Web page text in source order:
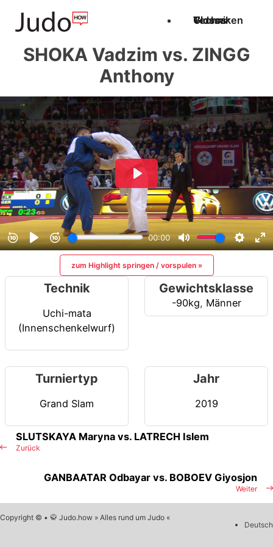
Techniken
Videos
Glossar
SHOKA Vadzim vs. ZINGG
Anthony
zum Highlight springen / vorspulen »
Technik
Uchi-mata
(Innenschenkelwurf)
Gewichtsklasse
-90kg, Männer
Turniertyp
Grand Slam
Jahr
2019
Zurück
SLUTSKAYA Maryna vs. LATRECH Islem
Weiter
GANBAATAR Odbayar vs. BOBOEV Giyosjon
Copyright © • 🥋 Judo.how » Alles rund um Judo «
Deutsch